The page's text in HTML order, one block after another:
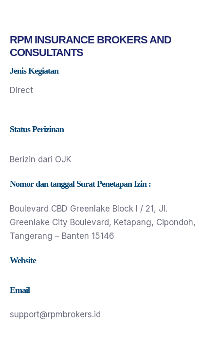
RPM INSURANCE BROKERS AND
CONSULTANTS
Jenis Kegiatan
Direct
Status Perizinan
Berizin dari OJK
Nomor dan tanggal Surat Penetapan Izin :
Boulevard CBD Greenlake Block I / 21, Jl.
Greenlake City Boulevard, Ketapang, Cipondoh,
Tangerang – Banten 15146
Website
Email
support@rpmbrokers.id